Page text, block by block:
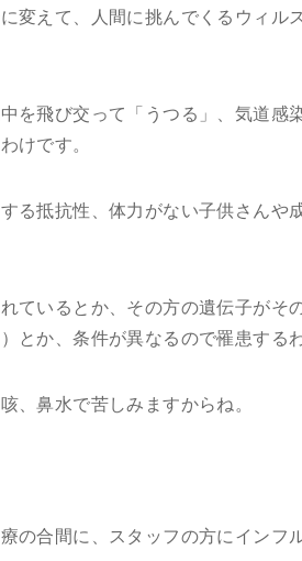
変えて、人間に挑んでくるウィ
を飛び交って「うつる」、気道感
けです。
る抵抗性、体力がない子供さん
ているとか、その方の遺伝子が
とか、条件が異なるので罹患するわ
、鼻水で苦しみますからね。
の合間に、スタッフの方にインフ